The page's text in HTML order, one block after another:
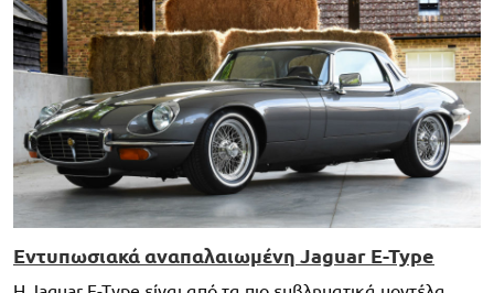
Εντυπωσιακά αναπαλαιωμένη Jaguar E-Type